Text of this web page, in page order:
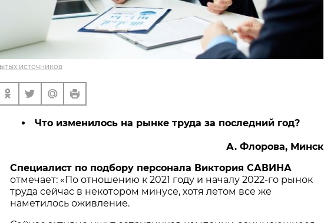
источников
Что изменилось на рынке труда за последний год?
А. Флорова, Минск
Специалист по подбору персонала Виктория САВИНА
отмечает: «По отношению к 2021 году и началу 2022-го рынок
труда сейчас в некотором минусе, хотя летом все же
наметилось оживление.